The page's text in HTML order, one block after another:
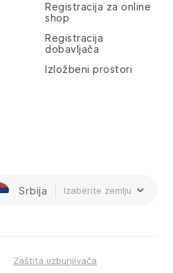
Registracija za online
shop
Registracija
dobavljača
Izložbeni prostori
Srbija Izaberite zemlju
Zaštita uzbunjivača